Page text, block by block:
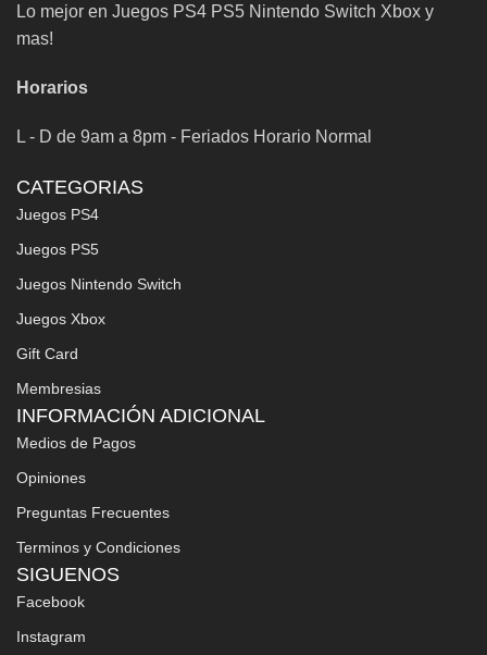
Lo mejor en Juegos PS4 PS5 Nintendo Switch Xbox y
mas!
Horarios
L - D de 9am a 8pm - Feriados Horario Normal
CATEGORIAS
Juegos PS4
Juegos PS5
Juegos Nintendo Switch
Juegos Xbox
Gift Card
Membresias
INFORMACIÓN ADICIONAL
Medios de Pagos
Opiniones
Preguntas Frecuentes
Terminos y Condiciones
SIGUENOS
Facebook
Instagram